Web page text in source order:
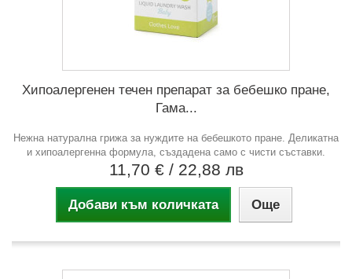
Хипоалергенен течен препарат за бебешко пране,
Гама...
Нежна натурална грижа за нуждите на бебешкото пране. Деликатна
и хипоалергенна формула, създадена само с чисти съставки.
11,70 € / 22,88 лв
Добави към количката Още